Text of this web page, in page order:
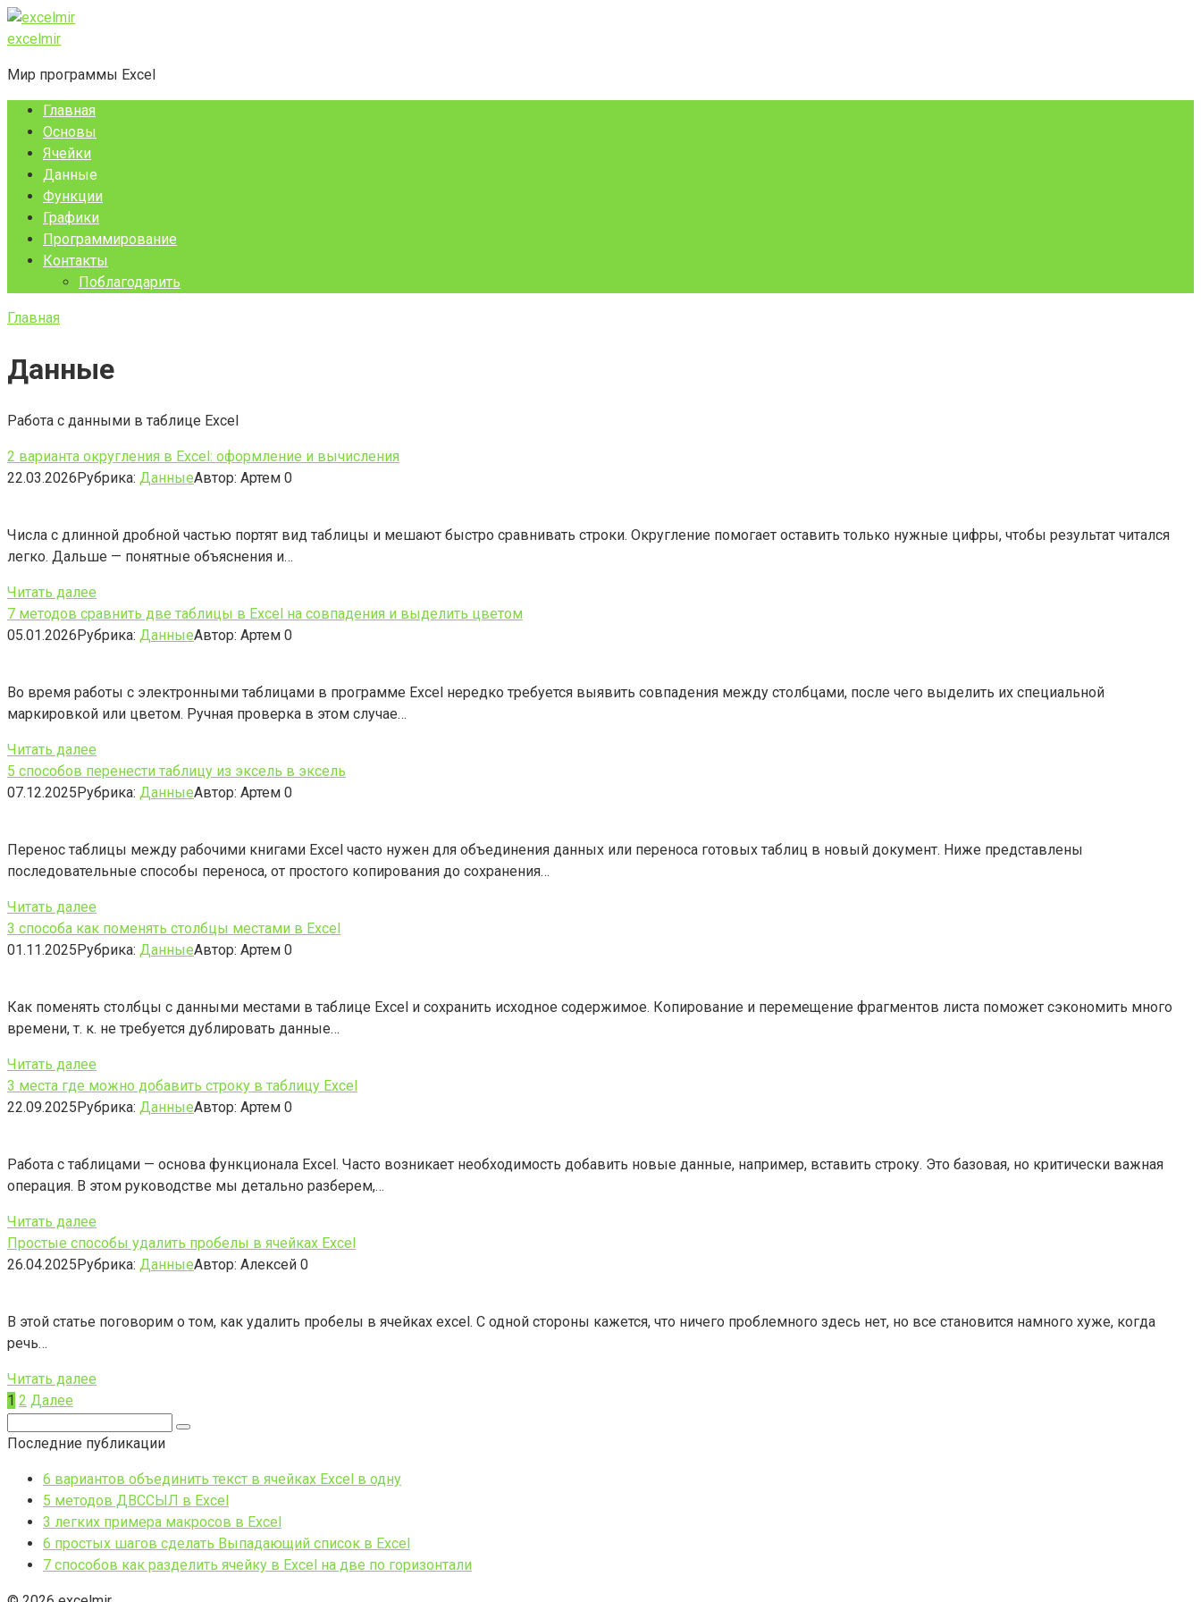
Перейти
к
excelmir
Мир программы Excel
Главная
Основы
Ячейки
Данные
Функции
Графики
Программирование
Контакты
Поблагодарить
Главная
Данные
Работа с данными в таблице Excel
2 варианта округления в Excel: оформление и вычисления
22.03.2026Рубрика: ДанныеАвтор: Артем 0
Числа с длинной дробной частью портят вид таблицы и мешают быстро сравнивать строки. Округление помогает оставить только нужные цифры, чтобы результат читался
легко. Дальше — понятные объяснения и…
Читать далее
7 методов сравнить две таблицы в Excel на совпадения и выделить цветом
05.01.2026Рубрика: ДанныеАвтор: Артем 0
Во время работы с электронными таблицами в программе Excel нередко требуется выявить совпадения между столбцами, после чего выделить их специальной
маркировкой или цветом. Ручная проверка в этом случае…
Читать далее
5 способов перенести таблицу из эксель в эксель
07.12.2025Рубрика: ДанныеАвтор: Артем 0
Перенос таблицы между рабочими книгами Excel часто нужен для объединения данных или переноса готовых таблиц в новый документ. Ниже представлены
последовательные способы переноса, от простого копирования до сохранения…
Читать далее
3 способа как поменять столбцы местами в Excel
01.11.2025Рубрика: ДанныеАвтор: Артем 0
Как поменять столбцы с данными местами в таблице Excel и сохранить исходное содержимое. Копирование и перемещение фрагментов листа поможет сэкономить много
времени, т. к. не требуется дублировать данные…
Читать далее
3 места где можно добавить строку в таблицу Excel
22.09.2025Рубрика: ДанныеАвтор: Артем 0
Работа с таблицами — основа функционала Excel. Часто возникает необходимость добавить новые данные, например, вставить строку. Это базовая, но критически важная
операция. В этом руководстве мы детально разберем,…
Читать далее
Простые способы удалить пробелы в ячейках Excel
26.04.2025Рубрика: ДанныеАвтор: Алексей 0
В этой статье поговорим о том, как удалить пробелы в ячейках excel. С одной стороны кажется, что ничего проблемного здесь нет, но все становится намного хуже, когда
речь…
Читать далее
Пагинация
1 2 Далее
Последние публикации
6 вариантов объединить текст в ячейках Excel в одну
5 методов ДВССЫЛ в Excel
3 легких примера макросов в Excel
6 простых шагов сделать Выпадающий список в Excel
7 способов как разделить ячейку в Excel на две по горизонтали